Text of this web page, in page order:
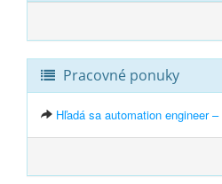
Pracovné ponuky
Hľadá sa automation engineer